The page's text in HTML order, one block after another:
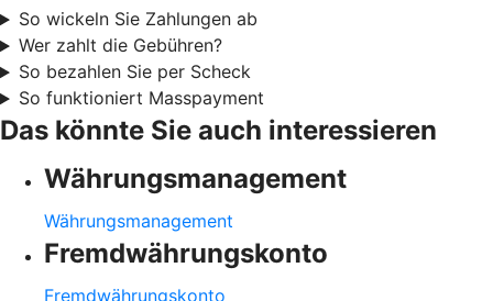
So wickeln Sie Zahlungen ab
Wer zahlt die Gebühren?
So bezahlen Sie per Scheck
So funktioniert Masspayment
Das könnte Sie auch interessieren
Währungsmanagement
Währungsmanagement
Fremdwährungskonto
Fremdwährungskonto